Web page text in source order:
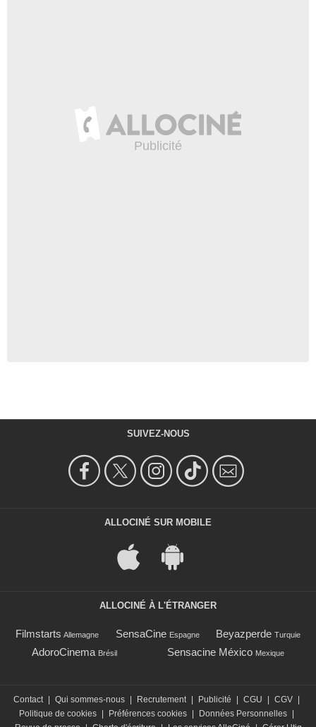
SUIVEZ-NOUS
ALLOCINÉ SUR MOBILE
ALLOCINÉ À L'ÉTRANGER
Filmstarts Allemagne SensaCine Espagne Beyazperde Turquie
AdoroCinema Brésil Sensacine México Mexique
Contact | Qui sommes-nous | Recrutement | Publicité | CGU | CGV |
Politique de cookies | Préférences cookies | Données Personnelles |